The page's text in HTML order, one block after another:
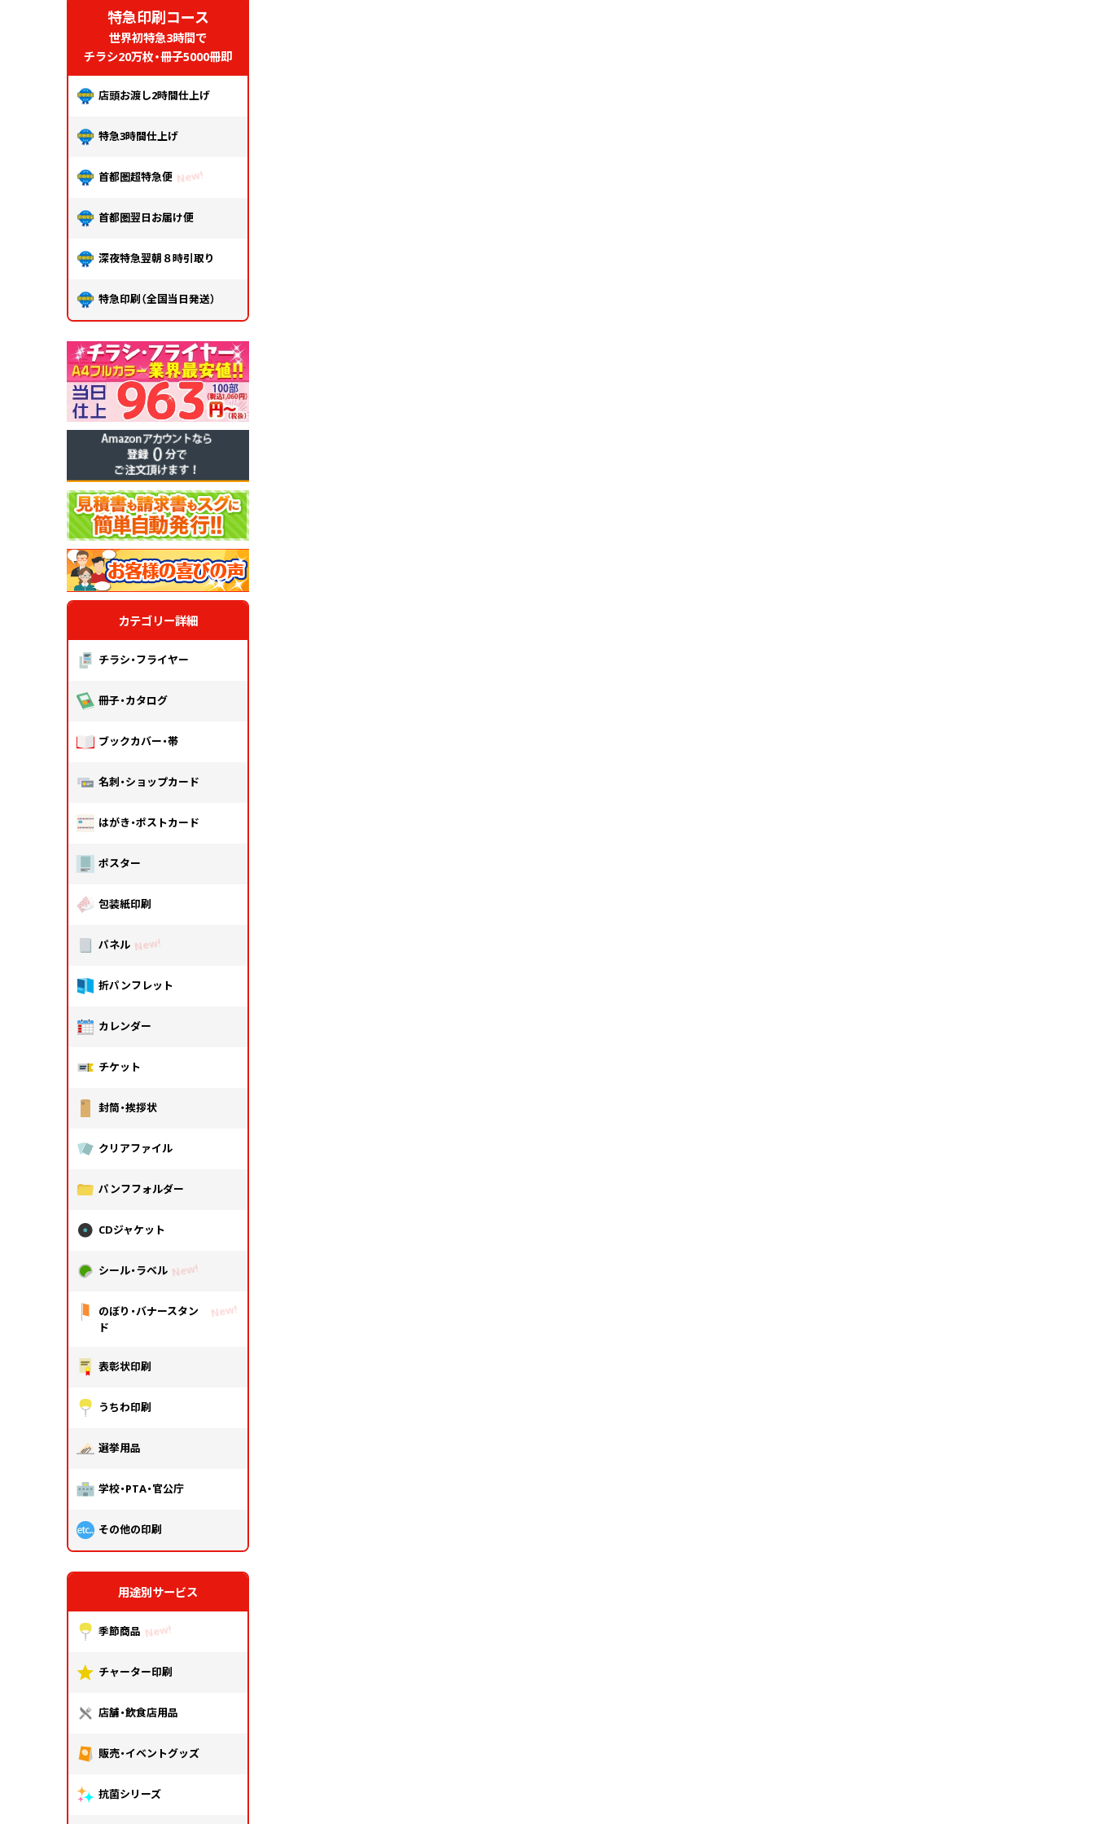
特急印刷コース
世界初特急3時間で
チラシ20万枚・冊子5000冊即
店頭お渡し2時間仕上げ
特急3時間仕上げ
首都圏超特急便
首都圏翌日お届け便
深夜特急翌朝８時引取り
特急印刷（全国当日発送）
カテゴリー詳細
チラシ・フライヤー
冊子・カタログ
ブックカバー・帯
名刺・ショップカード
はがき・ポストカード
ポスター
包装紙印刷
パネル
折パンフレット
カレンダー
チケット
封筒・挨拶状
クリアファイル
パンフフォルダー
CDジャケット
シール・ラベル
のぼり・バナースタン
ド
表彰状印刷
うちわ印刷
選挙用品
学校・PTA・官公庁
その他の印刷
用途別サービス
季節商品
チャーター印刷
店舗・飲食店用品
販売・イベントグッズ
抗菌シリーズ